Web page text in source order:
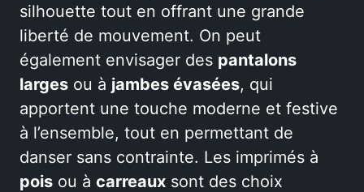
silhouette tout en offrant une grande
liberté de mouvement. On peut
également envisager des pantalons
larges ou à jambes évasées, qui
apportent une touche moderne et festive
à l’ensemble, tout en permettant de
danser sans contrainte. Les imprimés à
pois ou à carreaux sont des choix